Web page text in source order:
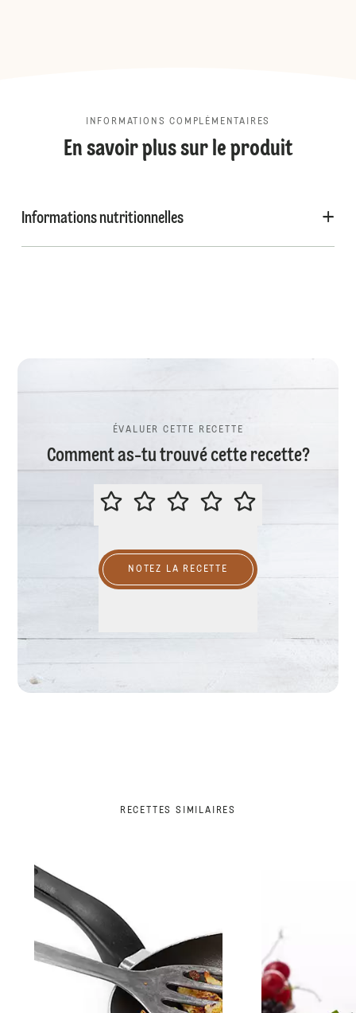
INFORMATIONS COMPLÉMENTAIRES
En savoir plus sur le produit
Informations nutritionnelles
ÉVALUER CETTE RECETTE
Comment as-tu trouvé cette recette?
ÉVALUER CETTE RECETTE
NOTEZ LA RECETTE
RECETTES SIMILAIRES